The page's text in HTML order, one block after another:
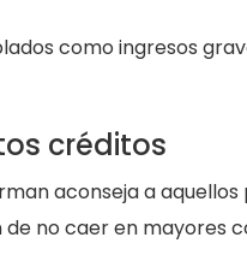
como ingresos
créditos
aconseja a
de no caer en mayores